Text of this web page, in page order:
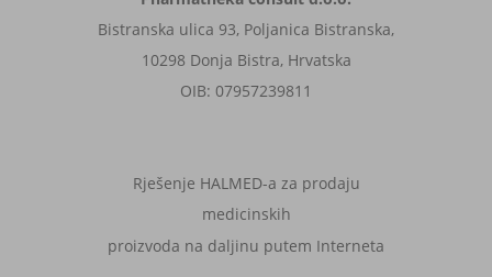
Bistranska ulica 93, Poljanica Bistranska,
10298 Donja Bistra, Hrvatska
OIB: 07957239811
Rješenje HALMED-a za prodaju
medicinskih
proizvoda na daljinu putem Interneta